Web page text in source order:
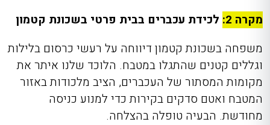
מקרה 2:
לכידת עכברים בבית פרטי בשכונת קטמון
משפחה בשכונת קטמון דיווחה על רעשי כרסום בלילות
וגללים קטנים שהתגלו במטבח. הלוכד שלנו איתר את
מקומות המסתור של העכברים, הציב מלכודות באזור
המטבח ואטם סדקים בקירות כדי למנוע כניסה
מחודשת. הבעיה טופלה בהצלחה.